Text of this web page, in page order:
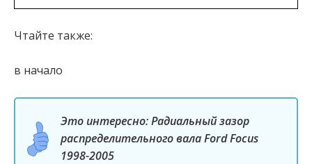
Чтайте также:
в начало
Это интересно: Радиальный зазор
распределительного вала Ford Focus
1998-2005